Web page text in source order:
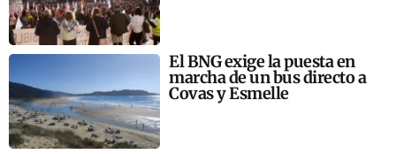
El BNG exige la puesta en
marcha de un bus directo a
Covas y Esmelle